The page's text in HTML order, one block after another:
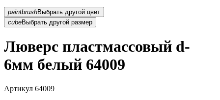
paintbrush
Выбрать другой цвет
cubeВыбрать другой размер
Люверс пластмассовый d-
6мм белый 64009
Артикул 64009